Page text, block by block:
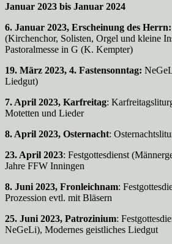
Januar 2023 bis Januar 2024
6. Januar 2023, Erscheinung des Herrn:
(Kirchenchor, Solisten, Orgel und kleine
Pastoralmesse in G (K. Kempter)
19. März 2023, 4. Fastensonntag:
Liedgut)
7. April 2023, Karfreitag:
Motetten und Lieder
8. April 2023, Osternacht:
23. April 2023: Festgottesdienst
Jahre FFW Inningen
8. Juni 2023, Fronleichnam:
Prozession evtl. mit Bläsern
25. Juni 2023, Patrozinium:
NeGeLi), Modernes geistliches Liedgut